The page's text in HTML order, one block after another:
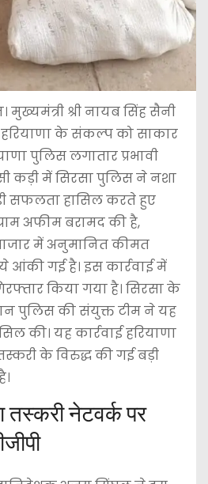
मुख्यमंत्री श्री नायब सिंह सैनी
के संकल्प को साकार
पुलिस लगातार प्रभावी
कड़ी में सिरसा पुलिस ने नशा
सफलता हासिल करते हुए
अफीम बरामद की है,
में अनुमानित कीमत
गई है। इस कार्रवाई में
किया गया है। सिरसा के
पुलिस की संयुक्त टीम ने यह
की। यह कार्रवाई हरियाणा
के विरुद्ध की गई बड़ी
तस्करी नेटवर्क पर